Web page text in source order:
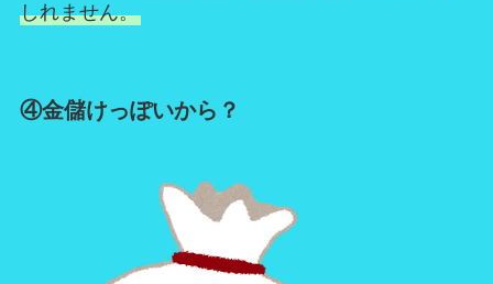
しれません。
④金儲けっぽいから？